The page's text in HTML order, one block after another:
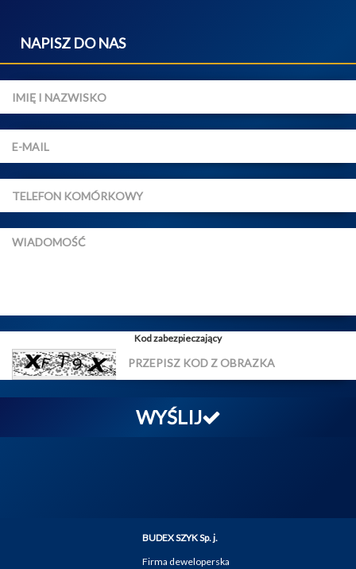
NAPISZ DO NAS
Kod zabezpieczający
WYŚLIJ
BUDEX SZYK Sp. j.
Firma deweloperska